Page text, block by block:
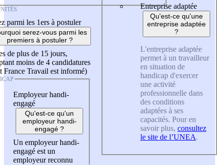
parmi les 1ers à postuler
serez-vous parmi les
premiers à postuler ?
de plus de 15 jours,
moins de 4 candidatures
France Travail est informé)
Employeur handi-
engagé
Qu'est-ce qu'un
employeur handi-
engagé ?
Un employeur handi-
engagé est un
employeur reconnu
Entreprise adaptée
Qu'est-ce qu'une
entreprise adaptée
?
L'entreprise adaptée
permet à un travailleur
en situation de
handicap d'exercer
une activité
professionnelle dans
des conditions
adaptées à ses
capacités. Pour en
savoir plus, consultez
le site de l’UNEA.